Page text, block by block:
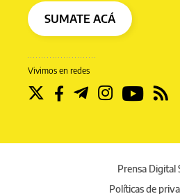
Vivimos en redes
SUMATE ACÁ
Prensa Digital
Políticas de